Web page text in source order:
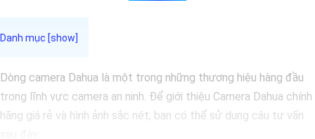
Dòng camera Dahua là một trong những thương hiệu hàng đầu
trong lĩnh vực camera an ninh. Để giới thiệu Camera Dahua chính
hãng giá rẻ và hình ảnh sắc nét, bạn có thể sử dụng câu tư vấn